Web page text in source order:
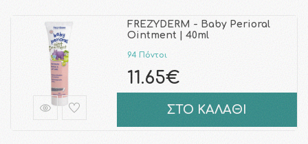
FREZYDERM - Baby Perioral
Ointment | 40ml
94 Πόντοι
11.65€
ΣΤΟ ΚΑΛΑΘΙ